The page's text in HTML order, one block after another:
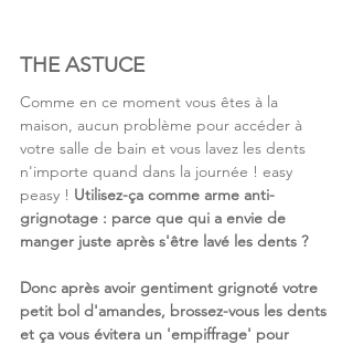
THE ASTUCE
Comme en ce moment vous êtes à la
maison, aucun problème pour accéder à
votre salle de bain et vous lavez les dents
n'importe quand dans la journée ! easy
peasy ! Utilisez-ça comme arme anti-
grignotage : parce que qui a envie de
manger juste après s'être lavé les dents ?
Donc après avoir gentiment grignoté votre
petit bol d'amandes, brossez-vous les dents
et ça vous évitera un 'empiffrage' pour